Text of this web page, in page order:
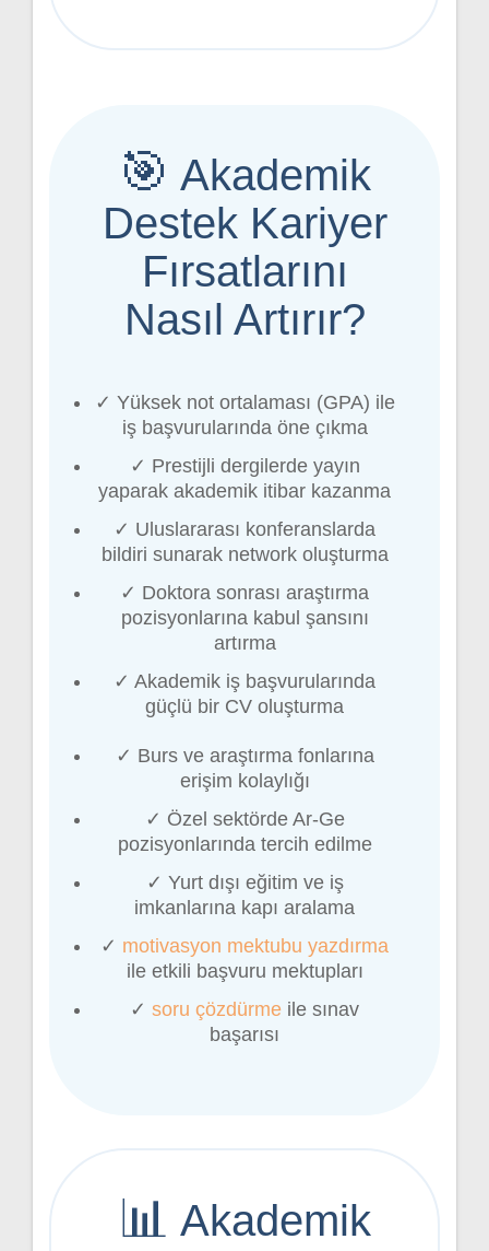
🎯 Akademik
Destek Kariyer
Fırsatlarını
Nasıl Artırır?
✓ Yüksek not ortalaması (GPA) ile
iş başvurularında öne çıkma
✓ Prestijli dergilerde yayın
yaparak akademik itibar kazanma
✓ Uluslararası konferanslarda
bildiri sunarak network oluşturma
✓ Doktora sonrası araştırma
pozisyonlarına kabul şansını
artırma
✓ Akademik iş başvurularında
güçlü bir CV oluşturma
✓ Burs ve araştırma fonlarına
erişim kolaylığı
✓ Özel sektörde Ar-Ge
pozisyonlarında tercih edilme
✓ Yurt dışı eğitim ve iş
imkanlarına kapı aralama
✓ motivasyon mektubu yazdırma
ile etkili başvuru mektupları
✓ soru çözdürme ile sınav
başarısı
📊 Akademik